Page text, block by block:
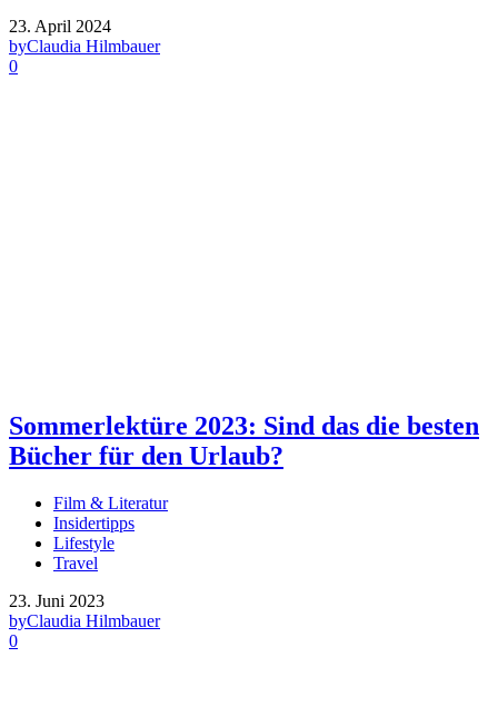
23. April 2024
byClaudia Hilmbauer
0
Sommerlektüre 2023: Sind das die besten
Bücher für den Urlaub?
Film & Literatur
Insidertipps
Lifestyle
Travel
23. Juni 2023
byClaudia Hilmbauer
0